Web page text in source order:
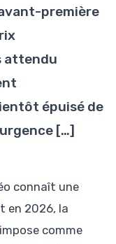
première
attendu
épuisé de
[…]
connaît une
en 2026, la
comme